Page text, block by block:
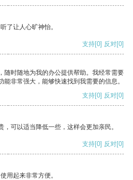
了让人心旷神怡。
支持[0] 反对[0]
随时随地为我的办公提供帮助。我经常需要
能非常强大，能够快速找到我需要的信息。
支持[0] 反对[0]
，可以适当降低一些，这样会更加亲民。
支持[0] 反对[0]
用起来非常方便。